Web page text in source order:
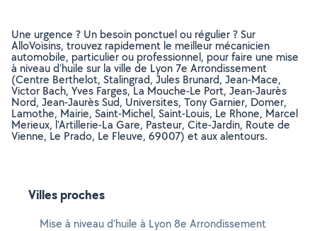
Une urgence ? Un besoin ponctuel ou régulier ? Sur
AlloVoisins, trouvez rapidement le meilleur mécanicien
automobile, particulier ou professionnel, pour faire une mise
à niveau d'huile sur la ville de Lyon 7e Arrondissement
(Centre Berthelot, Stalingrad, Jules Brunard, Jean-Mace,
Victor Bach, Yves Farges, La Mouche-Le Port, Jean-Jaurès
Nord, Jean-Jaurès Sud, Universites, Tony Garnier, Domer,
Lamothe, Mairie, Saint-Michel, Saint-Louis, Le Rhone, Marcel
Merieux, l'Artillerie-La Gare, Pasteur, Cite-Jardin, Route de
Vienne, Le Prado, Le Fleuve, 69007) et aux alentours.
Villes proches
Mise à niveau d'huile à Lyon 8e Arrondissement